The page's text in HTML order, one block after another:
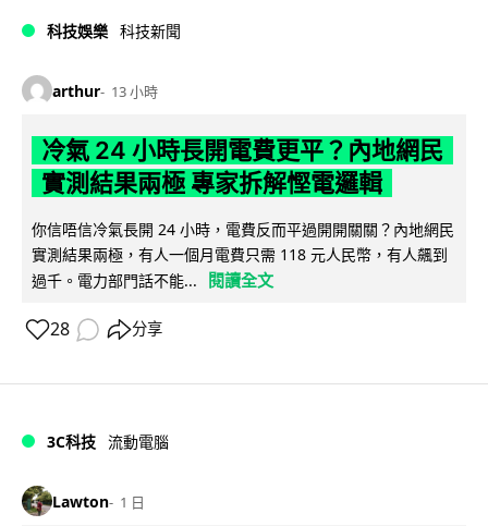
科技娛樂 科技新聞
arthur 13 小時
冷氣 24 小時長開電費更平？內地網民
實測結果兩極 專家拆解慳電邏輯
你信唔信冷氣長開 24 小時，電費反而平過開開關關？內地網民
實測結果兩極，有人一個月電費只需 118 元人民幣，有人飆到
過千。電力部門話不能...
閱讀全文
28 分享
3C科技 流動電腦
Lawton 1 日